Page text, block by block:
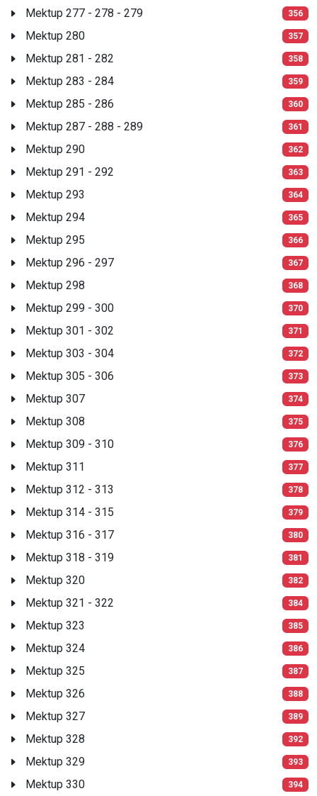
Mektup 277 - 278 - 279 356
Mektup 280 357
Mektup 281 - 282 358
Mektup 283 - 284 359
Mektup 285 - 286 360
Mektup 287 - 288 - 289 361
Mektup 290 362
Mektup 291 - 292 363
Mektup 293 364
Mektup 294 365
Mektup 295 366
Mektup 296 - 297 367
Mektup 298 368
Mektup 299 - 300 370
Mektup 301 - 302 371
Mektup 303 - 304 372
Mektup 305 - 306 373
Mektup 307 374
Mektup 308 375
Mektup 309 - 310 376
Mektup 311 377
Mektup 312 - 313 378
Mektup 314 - 315 379
Mektup 316 - 317 380
Mektup 318 - 319 381
Mektup 320 382
Mektup 321 - 322 384
Mektup 323 385
Mektup 324 386
Mektup 325 387
Mektup 326 388
Mektup 327 389
Mektup 328 392
Mektup 329 393
Mektup 330 394